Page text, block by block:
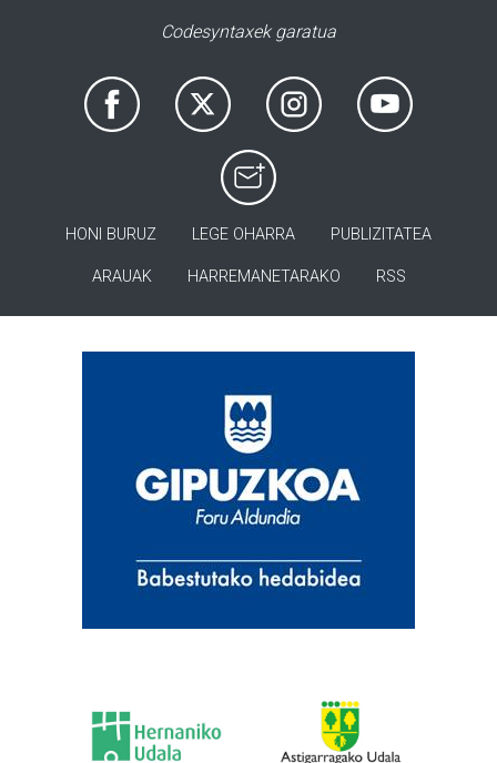
Codesyntaxek garatua
HONI BURUZ LEGE OHARRA PUBLIZITATEA
ARAUAK HARREMANETARAKO RSS